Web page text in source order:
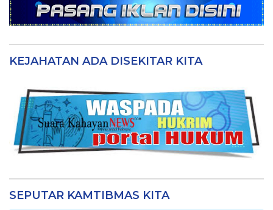
KEJAHATAN ADA DISEKITAR KITA
SEPUTAR KAMTIBMAS KITA